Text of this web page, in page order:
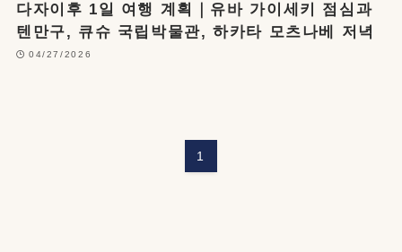
다자이후 1일 여행 계획｜유바 가이세키 점심과
텐만구, 큐슈 국립박물관, 하카타 모츠나베 저녁
04/27/2026
1